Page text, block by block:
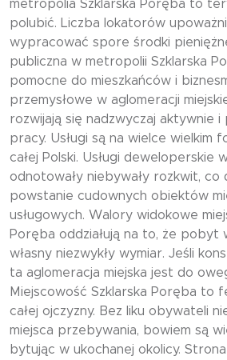
metropolia Szklarska Poręba to
polubić. Liczba lokatorów
wypracować spore środki
publiczna w metropolii Szklarska
pomocne do mieszkańców i
przemysłowe w aglomeracji
rozwijają się nadzwyczaj aktywnie i
pracy. Usługi są na wielce wielkim
całej Polski. Usługi deweloperskie
odnotowały niebywały rozkwit, co
powstanie cudownych obiektów
usługowych. Walory widokowe
Poręba oddziałują na to, że pobyt
własny niezwykły wymiar. Jeśli
ta aglomeracja miejska jest do
Miejscowość Szklarska Poręba to
całej ojczyzny. Bez liku obywateli
miejsca przebywania, bowiem są
bytując w ukochanej okolicy.